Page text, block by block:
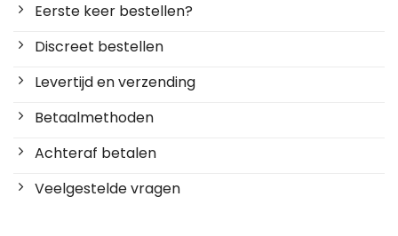
Eerste keer bestellen?
Discreet bestellen
Levertijd en verzending
Betaalmethoden
Achteraf betalen
Veelgestelde vragen